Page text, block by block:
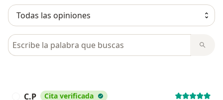
Busca en opiniones
C.P Cita verificada